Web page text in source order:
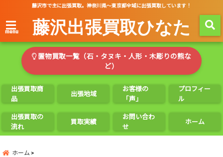
藤沢市で主に出張買取。神奈川県～東京都全域に出張買取しています！
menu 藤沢出張買取ひなた
置物買取一覧（石・タヌキ・人形・木彫りの熊な
ど）
出張買取商
品
出張地域
お客様の
「声」
プロフィー
ル
出張買取の
流れ
買取実績
お問い合わ
せ
ホーム
ホーム